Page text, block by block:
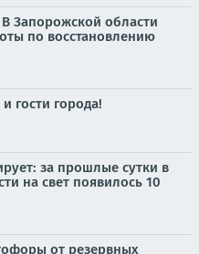
Запорожской области
по восстановлению
гости города!
за прошлые сутки в
на свет появилось 10
от резервных